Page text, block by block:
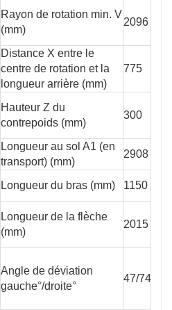
Rayon de rotation min. V
(mm)
2096
Distance X entre le
centre de rotation et la
longueur arrière (mm)
775
Hauteur Z du
contrepoids (mm)
300
Longueur au sol A1 (en
transport) (mm)
2908
Longueur du bras (mm)
1150
Longueur de la flèche
(mm)
2015
Angle de déviation
gauche°/droite°
47/74